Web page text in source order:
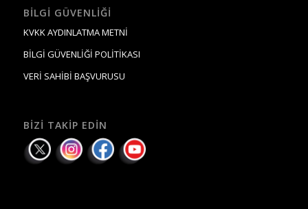
BILGI GÜVENLIĞI
KVKK AYDINLATMA METNİ
BİLGİ GÜVENLİĞİ POLİTİKASI
VERİ SAHİBİ BAŞVURUSU
BIZI TAKIP EDIN